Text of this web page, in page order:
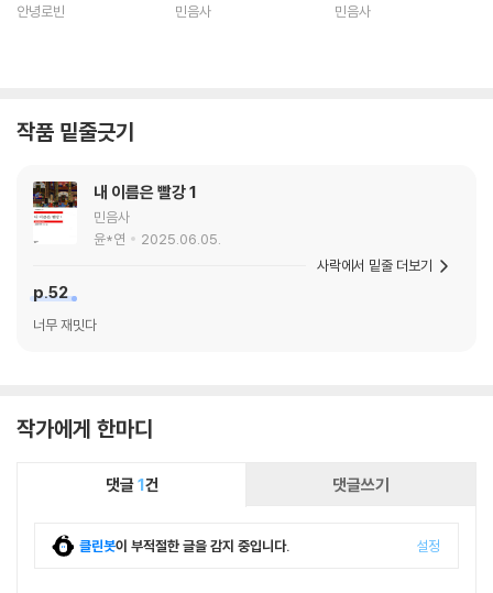
안녕로빈 민음사 민음사
작품 밑줄긋기
내 이름은 빨강 1
민음사
윤*연
2025.06.05.
p.52
너무 재밋다
사락에서 밑줄 더보기
작가에게 한마디
댓글1건 댓글쓰기
클린봇이 부적절한 글을 감지 중입니다. 설정